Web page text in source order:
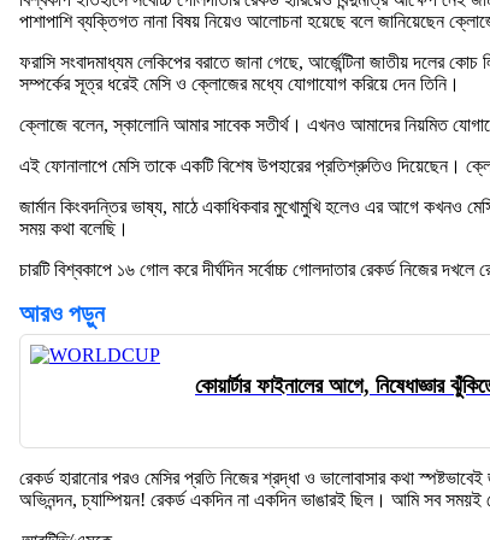
পাশাপাশি ব্যক্তিগত নানা বিষয় নিয়েও আলোচনা হয়েছে বলে জানিয়েছেন
ফরাসি সংবাদমাধ্যম লেকিপের বরাতে জানা গেছে, আর্জেন্টিনা জাতীয়
সম্পর্কের সূত্র ধরেই মেসি ও ক্লোজের মধ্যে যোগাযোগ করিয়ে দেন তিনি।
ক্লোজে বলেন, স্কালোনি আমার সাবেক সতীর্থ। এখনও আমাদের নিয়মিত
এই ফোনালাপে মেসি তাকে একটি বিশেষ উপহারের প্রতিশ্রুতিও দিয়েছেন।
জার্মান কিংবদন্তির ভাষ্য, মাঠে একাধিকবার মুখোমুখি হলেও এর আগে কখনও
সময় কথা বলেছি।
চারটি বিশ্বকাপে ১৬ গোল করে দীর্ঘদিন সর্বোচ্চ গোলদাতার রেকর্ড নিজের
আরও পড়ুন
কোয়ার্টার ফাইনালের আগে, নিষেধাজ্ঞার
রেকর্ড হারানোর পরও মেসির প্রতি নিজের শ্রদ্ধা ও ভালোবাসার কথা
অভিনন্দন, চ্যাম্পিয়ন! রেকর্ড একদিন না একদিন ভাঙারই ছিল। আমি সব